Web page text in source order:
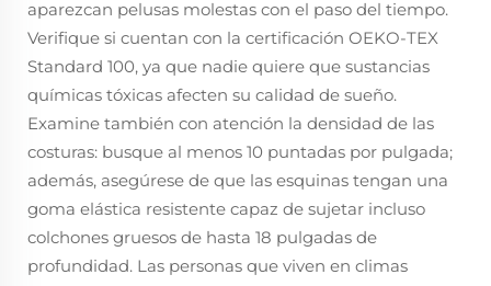
aparezcan pelusas molestas con el paso del tiempo.
Verifique si cuentan con la certificación OEKO-TEX
Standard 100, ya que nadie quiere que sustancias
químicas tóxicas afecten su calidad de sueño.
Examine también con atención la densidad de las
costuras: busque al menos 10 puntadas por pulgada;
además, asegúrese de que las esquinas tengan una
goma elástica resistente capaz de sujetar incluso
colchones gruesos de hasta 18 pulgadas de
profundidad. Las personas que viven en climas